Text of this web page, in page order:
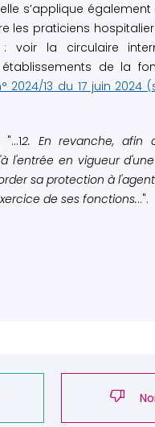
s’applique également
les praticiens
la circulaire
établissements de la
13 du 17 juin 2024
"...12. En revanche, afin
l'entrée en vigueur
sa protection à
de ses fonctions...".